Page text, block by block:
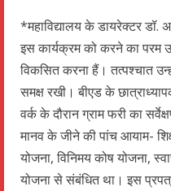
*महाविद्यालय के डायरेक्टर
इस कार्यक्रम को करने का परम
विकसित करना हैं। तत्पश्चात
समक्ष रखी। बीएड के
वर्क के दौरान ग्राम फरी का
मानव के जीने की पांच आयाम-
योजना, विनिमय कोष योजना,
योजना से संबंधित था। इस